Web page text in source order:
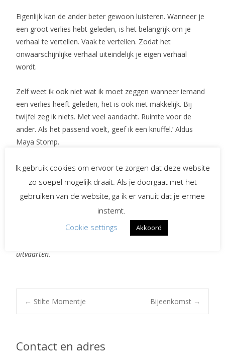
Eigenlijk kan de ander beter gewoon luisteren. Wanneer je
een groot verlies hebt geleden, is het belangrijk om je
verhaal te vertellen. Vaak te vertellen. Zodat het
onwaarschijnlijke verhaal uiteindelijk je eigen verhaal
wordt.
Zelf weet ik ook niet wat ik moet zeggen wanneer iemand
een verlies heeft geleden, het is ook niet makkelijk. Bij
twijfel zeg ik niets. Met veel aandacht. Ruimte voor de
ander. Als het passend voelt, geef ik een knuffel.’ Aldus
Maya Stomp.
Ik stuur een lieve groet voor allen die nu geraakt zijn door
deze vragen en het even moeilijk hebben. In gedachten ben
ik, en misschien ook de volgers van mijn Facebookpagina,
Delen van dit blog mag, graag zelfs. Svp onder
uitvaarten.
Post
navigation
← Stilte Momentje Bijeenkomst →
Contact en adres
Ik gebruik cookies om ervoor te zorgen dat deze website
zo soepel mogelijk draait. Als je doorgaat met het
gebruiken van de website, ga ik er vanuit dat je ermee
instemt.
Cookie settings
Akkoord